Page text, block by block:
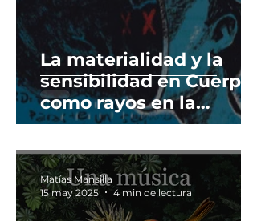
La materialidad y la
sensibilidad en Cuerpos
como rayos en la
tormenta descienden
(2024) de Elías G.
Basualdo.
Matías Mansilla
15 may 2025
4 min de lectura